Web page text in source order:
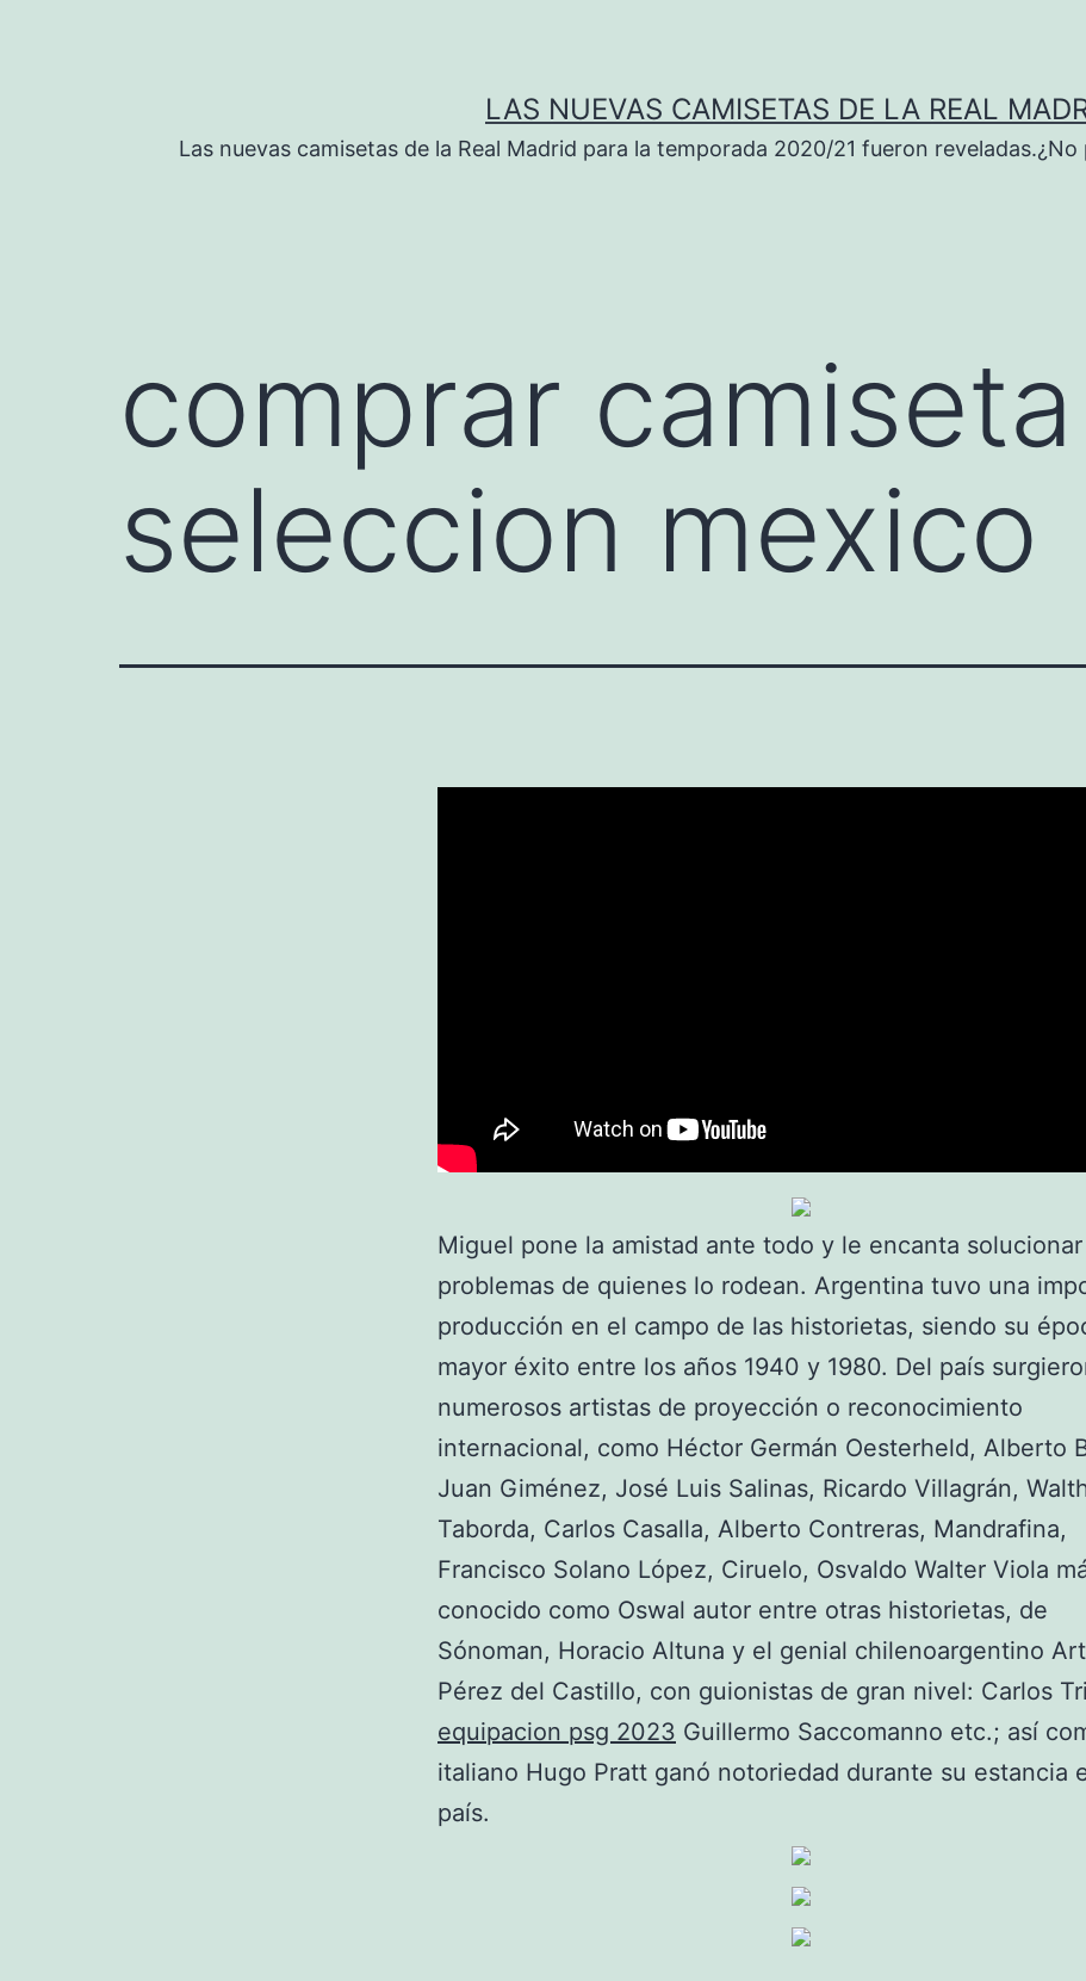
LAS NUEVAS CAMISETAS DE LA REAL
Las nuevas camisetas de la Real Madrid para la temporada 2020/21 fueron
comprar camiseta
seleccion mexico
Miguel pone la amistad ante todo y le encanta
problemas de quienes lo rodean. Argentina tuvo una
producción en el campo de las historietas, siendo su
mayor éxito entre los años 1940 y 1980. Del país
numerosos artistas de proyección o reconocimiento
internacional, como Héctor Germán Oesterheld, Alberto
Juan Giménez, José Luis Salinas, Ricardo Villagrán,
Taborda, Carlos Casalla, Alberto Contreras, Mandrafina,
Francisco Solano López, Ciruelo, Osvaldo Walter Viola
conocido como Oswal autor entre otras historietas, de
Sónoman, Horacio Altuna y el genial chilenoargentino
Pérez del Castillo, con guionistas de gran nivel: Carlos
equipacion psg 2023 Guillermo Saccomanno etc.; así
italiano Hugo Pratt ganó notoriedad durante su estancia
país.